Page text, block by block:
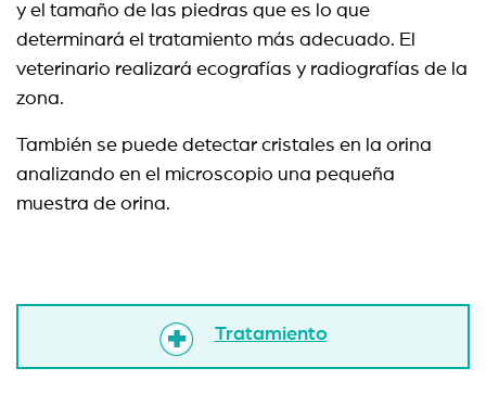
y el tamaño de las piedras que es lo que
determinará el tratamiento más adecuado. El
veterinario realizará ecografías y radiografías de la
zona.
También se puede detectar cristales en la orina
analizando en el microscopio una pequeña
muestra de orina.
Tratamiento